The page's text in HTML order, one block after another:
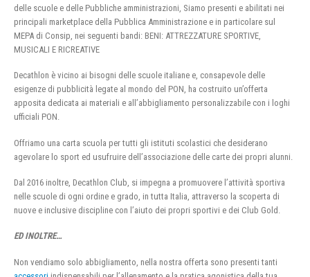
delle scuole e delle Pubbliche amministrazioni, Siamo presenti e abilitati nei
principali marketplace della Pubblica Amministrazione e in particolare sul
MEPA di Consip, nei seguenti bandi: BENI: ATTREZZATURE SPORTIVE,
MUSICALI E RICREATIVE
Decathlon è vicino ai bisogni delle scuole italiane e, consapevole delle
esigenze di pubblicità legate al mondo del PON, ha costruito un’offerta
apposita dedicata ai materiali e all’abbigliamento personalizzabile con i loghi
ufficiali PON.
Offriamo una carta scuola per tutti gli istituti scolastici che desiderano
agevolare lo sport ed usufruire dell’associazione delle carte dei propri alunni.
Dal 2016 inoltre, Decathlon Club, si impegna a promuovere l’attività sportiva
nelle scuole di ogni ordine e grado, in tutta Italia, attraverso la scoperta di
nuove e inclusive discipline con l’aiuto dei propri sportivi e dei Club Gold.
ED INOLTRE…
Non vendiamo solo abbigliamento, nella nostra offerta sono presenti tanti